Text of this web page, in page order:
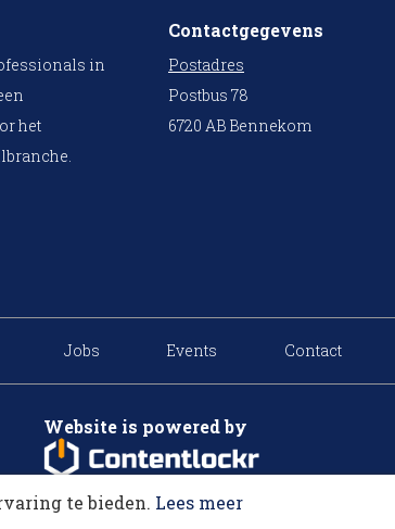
in
het
Contactgegevens
Postadres
Postbus 78
6720 AB Bennekom
Jobs Events Contact
Website is powered by
te bieden. Lees meer